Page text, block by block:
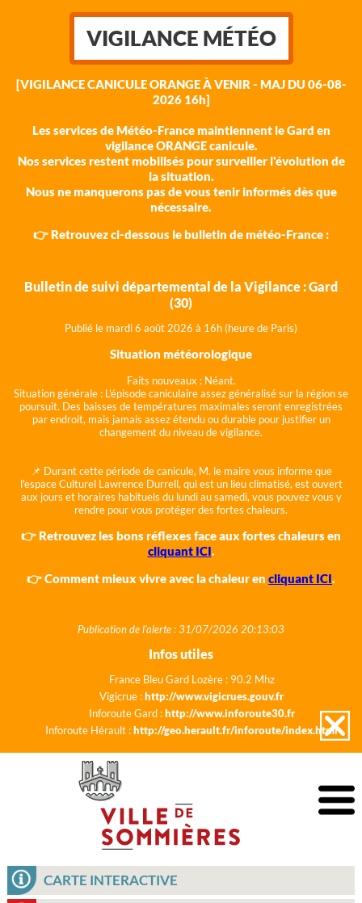
VIGILANCE MÉTÉO
[VIGILANCE CANICULE ORANGE À VENIR - MAJ DU 06-08-
2026 16h]
Les services de Météo-France maintiennent le Gard en
vigilance ORANGE canicule.
Nos services restent mobilisés pour surveiller l'évolution de
la situation.
Nous ne manquerons pas de vous tenir informés dès que
nécessaire.
👉 Retrouvez ci-dessous le bulletin de météo-France :
Bulletin de suivi départemental de la Vigilance : Gard
(30)
Publié le mardi 6 août 2026 à 16h (heure de Paris)
Situation météorologique
Faits nouveaux : Néant.
Situation générale : L'épisode caniculaire assez généralisé sur la région se
poursuit. Des baisses de températures maximales seront enregistrées
par endroit, mais jamais assez étendu ou durable pour justifier un
changement du niveau de vigilance.
📌 Durant cette période de canicule, M. le maire vous informe que
l'espace Culturel Lawrence Durrell, qui est un lieu climatisé, est ouvert
aux jours et horaires habituels du lundi au samedi, vous pouvez vous y
rendre pour vous protéger des fortes chaleurs.
👉 Retrouvez les bons réflexes face aux fortes chaleurs en
cliquant ICI.
👉 Comment mieux vivre avec la chaleur en cliquant ICI.
Publication de l'alerte : 31/07/2026 20:13:03
Infos utiles
France Bleu Gard Lozère : 90.2 Mhz
Vigicrue :http://www.vigicrues.gouv.fr
Inforoute Gard :http://www.inforoute30.fr
Inforoute Hérault :http://geo.herault.fr/inforoute/index.html
CARTE INTERACTIVE